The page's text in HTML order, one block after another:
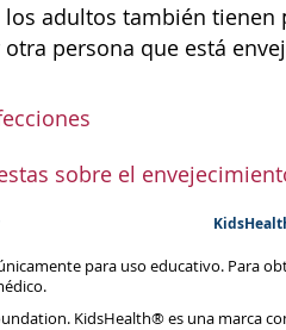
adultos también tienen
persona que está
sobre el
para uso educativo. Para
KidsHealth® es una marca